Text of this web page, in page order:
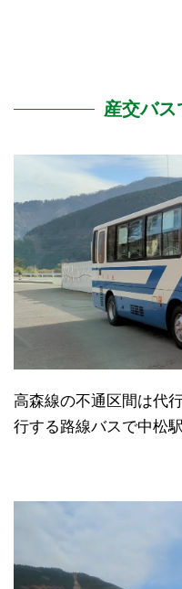
産交バス
高森線の不通区間は代
行する路線バスで中松